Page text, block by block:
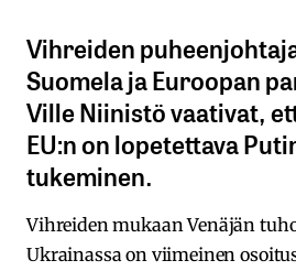
Vihreiden
Suomela ja Euroopan
Ville Niinistö vaativat,
EU:n on lopetettava
tukeminen.
Vihreiden mukaan Venäjän
Ukrainassa on viimeinen